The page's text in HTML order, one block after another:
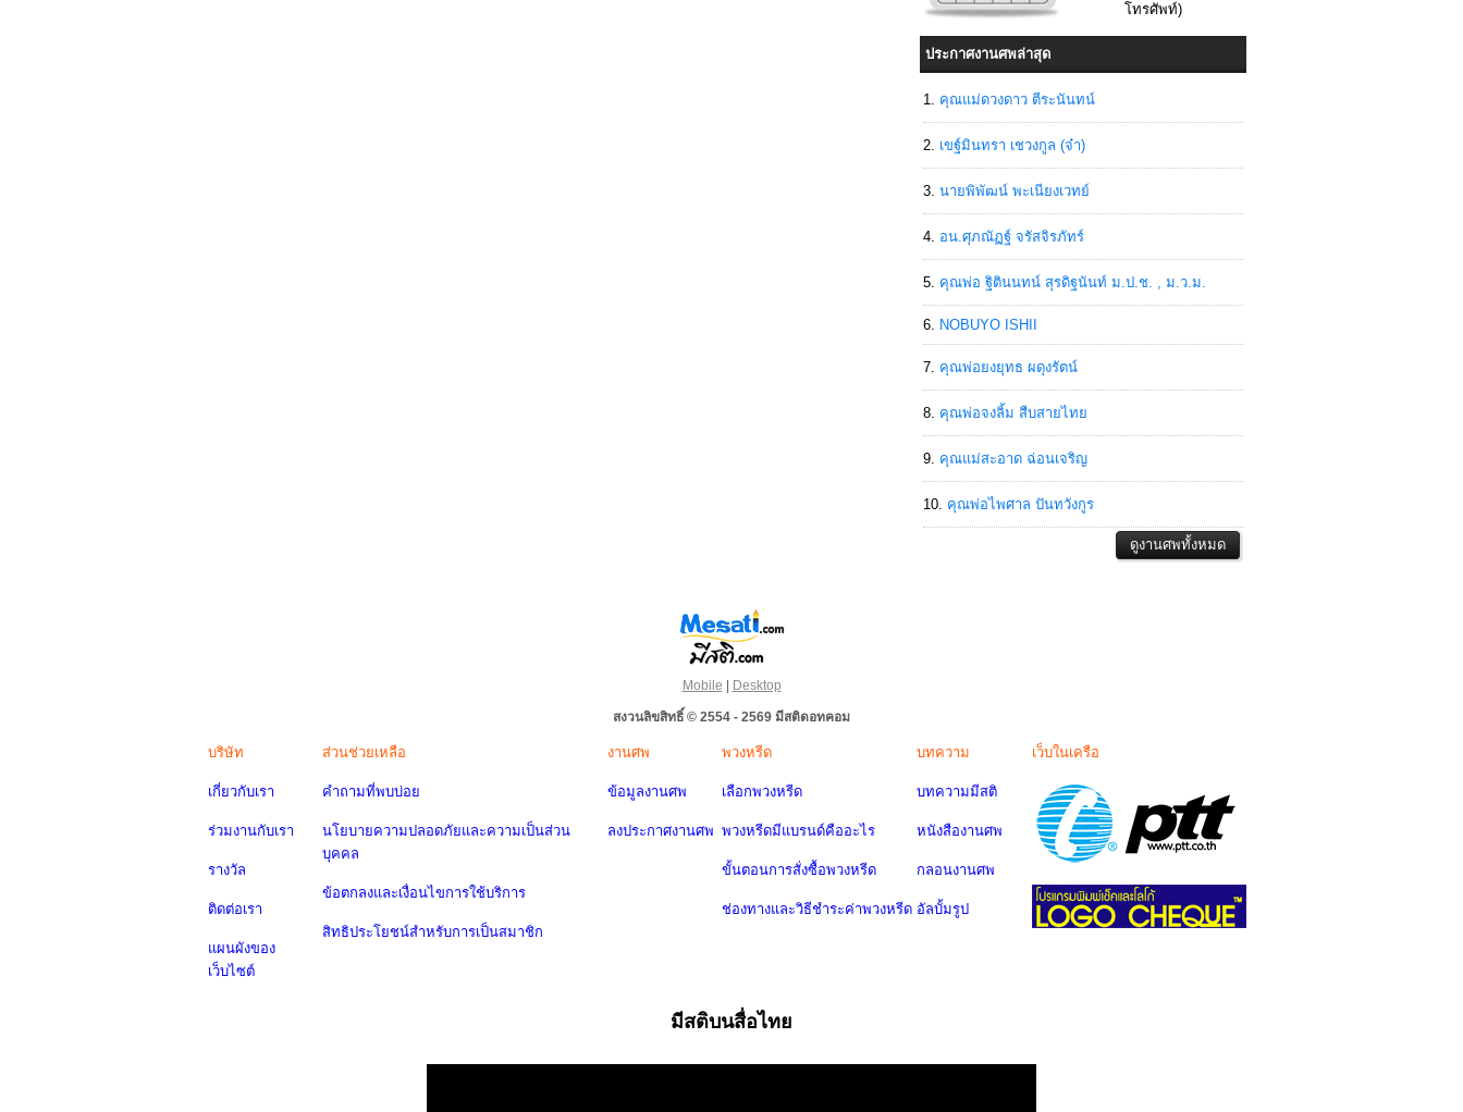
โทรศัพท์)
ประกาศงานศพล่าสุด
คุณแม่ดวงดาว ตีระนันทน์
เขฐ์มินทรา เชวงกูล (จ๋า)
นายพิพัฒน์ พะเนียงเวทย์
อน.ศุภณัฏฐ์ จรัสจิรภัทร์
คุณพ่อ ฐิตินนทน์ สุรดิฐนันท์ ม.ป.ช. , ม.ว.ม.
NOBUYO ISHII
คุณพ่อยงยุทธ ผดุงรัตน์
คุณพ่อจงลิ้ม สืบสายไทย
คุณแม่สะอาด ฉ่อนเจริญ
คุณพ่อไพศาล ปันทวังกูร
Mobile | Desktop
สงวนลิขสิทธิ์ © 2554 - 2569 มีสติดอทคอม
บริษัท
เกี่ยวกับเรา
ร่วมงานกับเรา
รางวัล
ติดต่อเรา
แผนผังของ
เว็บไซต์
ส่วนช่วยเหลือ
คำถามที่พบบ่อย
นโยบายความปลอดภัยและความเป็นส่วน
บุคคล
ข้อตกลงและเงื่อนไขการใช้บริการ
สิทธิประโยชน์สำหรับการเป็นสมาชิก
งานศพ
ข้อมูลงานศพ
ลงประกาศงานศพ
พวงหรีด
เลือกพวงหรีด
พวงหรีดมีแบรนด์คืออะไร
ขั้นตอนการสั่งซื้อพวงหรีด
ช่องทางและวิธีชำระค่าพวงหรีด
บทความ
บทความมีสติ
หนังสืองานศพ
กลอนงานศพ
อัลบั้มรูป
เว็บในเครือ
มีสติบนสื่อไทย